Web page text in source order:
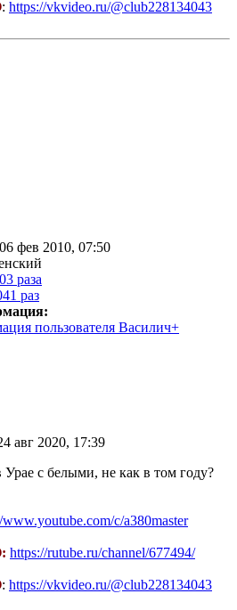
: https://vkvideo.ru/@club228134043
06 фев 2010, 07:50
раза
раз
пользователя Василич+
авг 2020, 17:39
с белыми, не как в том году?
www.youtube.com/c/a380master
https://rutube.ru/channel/677494/
: https://vkvideo.ru/@club228134043